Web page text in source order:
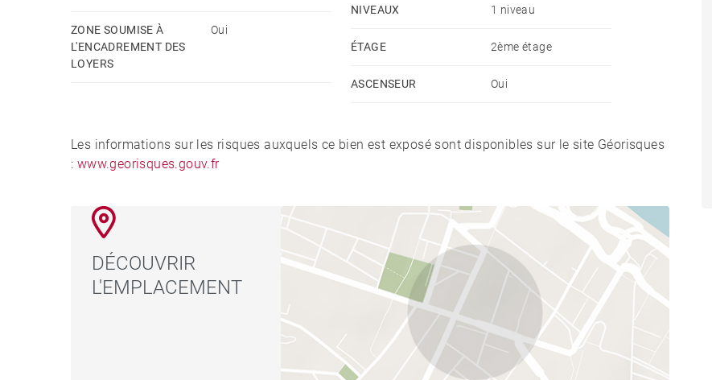
ZONE SOUMISE À
L'ENCADREMENT DES
LOYERS
Oui
NIVEAUX 1 niveau
ÉTAGE 2ème étage
ASCENSEUR Oui
Les informations sur les risques auxquels ce bien est exposé sont disponibles sur le site Géorisques
: www.georisques.gouv.fr
DÉCOUVRIR
L'EMPLACEMENT